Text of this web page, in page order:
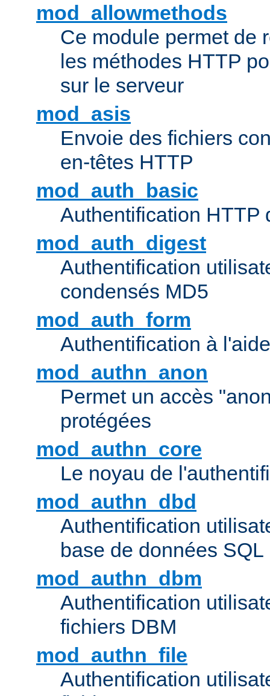
mod_allowmethods
Ce module permet de
les méthodes HTTP
sur le serveur
mod_asis
Envoie des fichiers
en-têtes HTTP
mod_auth_basic
Authentification HTTP
mod_auth_digest
Authentification
condensés MD5
mod_auth_form
Authentification à
mod_authn_anon
Permet un accès
protégées
mod_authn_core
Le noyau de
mod_authn_dbd
Authentification
base de données SQL
mod_authn_dbm
Authentification
fichiers DBM
mod_authn_file
Authentification